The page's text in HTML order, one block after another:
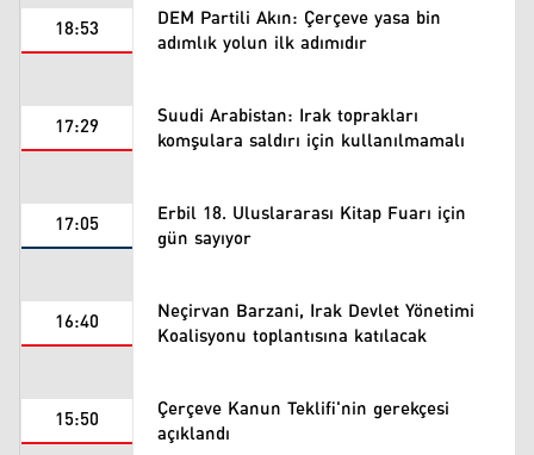
18:53 DEM Partili Akın: Çerçeve yasa bin
adımlık yolun ilk adımıdır
17:29 Suudi Arabistan: Irak toprakları
komşulara saldırı için kullanılmamalı
17:05 Erbil 18. Uluslararası Kitap Fuarı için
gün sayıyor
16:40 Neçirvan Barzani, Irak Devlet Yönetimi
Koalisyonu toplantısına katılacak
15:50 Çerçeve Kanun Teklifi'nin gerekçesi
açıklandı